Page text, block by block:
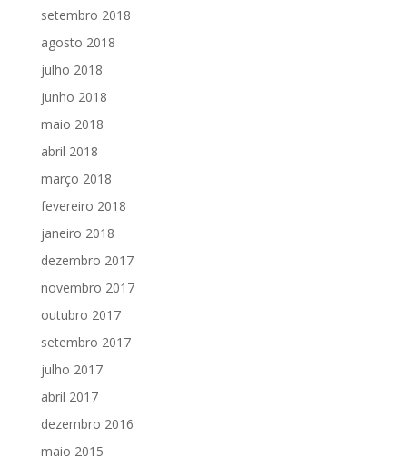
setembro 2018
agosto 2018
julho 2018
junho 2018
maio 2018
abril 2018
março 2018
fevereiro 2018
janeiro 2018
dezembro 2017
novembro 2017
outubro 2017
setembro 2017
julho 2017
abril 2017
dezembro 2016
maio 2015